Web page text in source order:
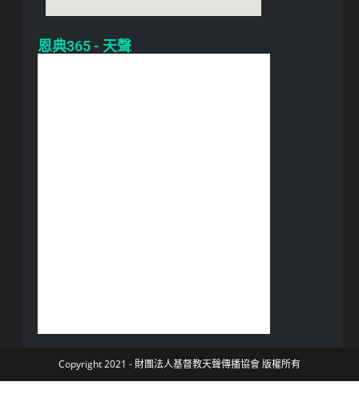
恩典365 - 天聲
Copyright 2021 - 財團法人基督教天聲傳播協會 版權所有